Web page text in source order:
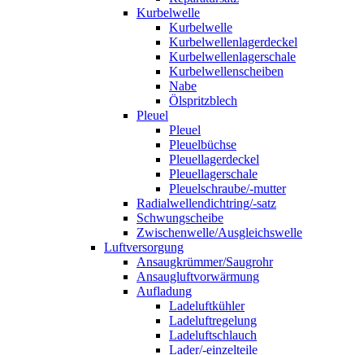
Kurbelwelle
Kurbelwelle
Kurbelwellenlagerdeckel
Kurbelwellenlagerschale
Kurbelwellenscheiben
Nabe
Ölspritzblech
Pleuel
Pleuel
Pleuelbüchse
Pleuellagerdeckel
Pleuellagerschale
Pleuelschraube/-mutter
Radialwellendichtring/-satz
Schwungscheibe
Zwischenwelle/Ausgleichswelle
Luftversorgung
Ansaugkrümmer/Saugrohr
Ansaugluftvorwärmung
Aufladung
Ladeluftkühler
Ladeluftregelung
Ladeluftschlauch
Lader/-einzelteile